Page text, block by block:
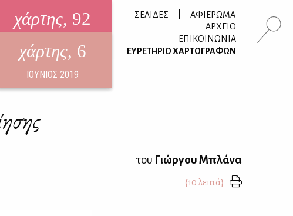
χάρτης, 92
ηλεκτρονικό περιοδικό
ΑΥΓΟΥΣΤΟΣ 2026
χάρτης, 6
ΙΟΥΝΙΟΣ 2019
ΣΕΛΙΔΕΣ
ΑΦΙΕΡΩΜΑ
ΑΡΧΕΙΟ
ΕΠΙΚΟΙΝΩΝΙΑ
ΕΥΡΕΤΗΡΙΟ ΧΑΡΤΟΓΡΑΦΩΝ
του Γιώργου Μπλάνα
{10 λεπτά}